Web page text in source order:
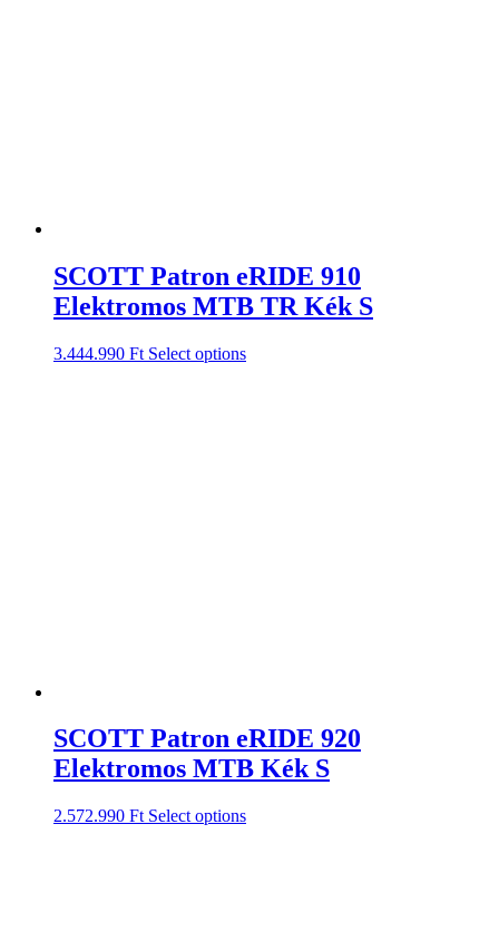
SCOTT Patron eRIDE 910
Elektromos MTB TR Kék S
3.444.990 Ft Select options
SCOTT Patron eRIDE 920
Elektromos MTB Kék S
2.572.990 Ft Select options